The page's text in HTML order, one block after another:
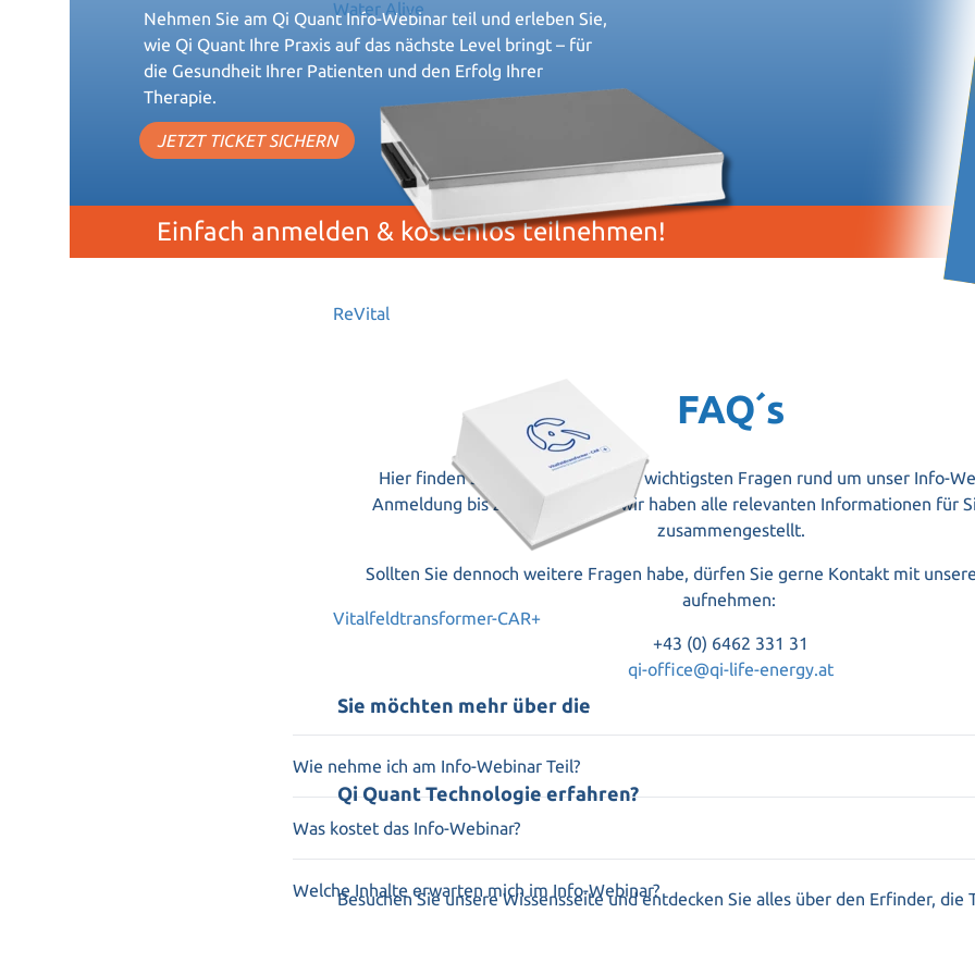
Water Alive
ReVital
Vitalfeldtransformer-CAR+
Sie möchten mehr über die
Qi Quant Technologie erfahren?
Besuchen Sie unsere Wissensseite und entdecken Sie alles über den Erfinder, die
Nehmen Sie am Qi Quant Info-Webinar teil und erleben Sie,
wie Qi Quant Ihre Praxis auf das nächste Level bringt – für
die Gesundheit Ihrer Patienten und den Erfolg Ihrer
Therapie.
JETZT TICKET SICHERN
Einfach anmelden & kostenlos teilnehmen!
FAQ´s
Hier finden Sie Antworten auf die wichtigsten Fragen rund um unser Info-
Anmeldung bis zur Teilnahme – wir haben alle relevanten Informationen für
zusammengestellt.
Sollten Sie dennoch weitere Fragen habe, dürfen Sie gerne Kontakt mit
aufnehmen:
+43 (0) 6462 331 31
qi-office@qi-life-energy.at
Wie nehme ich am Info-Webinar Teil?
Nach der Anmeldung wird Ihnen cirka 1 Stunde vor Beginn ein Zoomlink für die
Webinar zur Verfügung gestellt.
Was kostet das Info-Webinar?
Das Qi Quant Info-Webinar ist kostenfrei!
Welche Inhalte erwarten mich im Info-Webinar?